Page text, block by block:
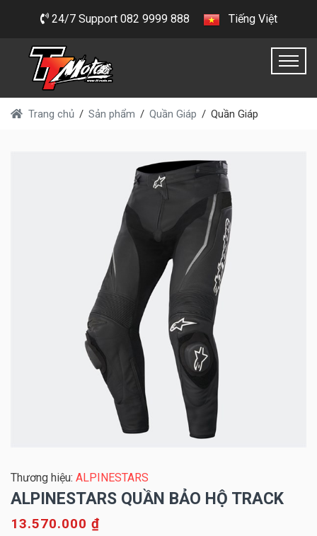
24/7 Support 082 9999 888 Tiếng Việt
Trang chủ Sản phẩm Quần Giáp Quần Giáp
Thương hiệu: ALPINESTARS
ALPINESTARS QUẦN BẢO HỘ TRACK
13.570.000 ₫